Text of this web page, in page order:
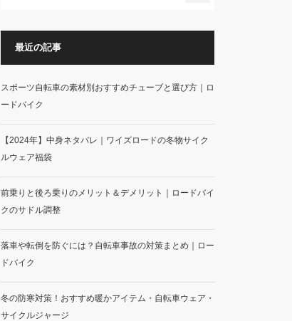
最近の記事
スポーツ自転車の素材別おすすめチューブと選び方｜ロ
ードバイク
【2024年】中身ネタバレ｜ワイズロードの冬物サイク
ルウェア福袋
前乗りと後ろ乗りのメリット＆デメリット｜ロードバイ
クのサドル調整
落車や転倒を防ぐには？自転車事故の対策まとめ｜ロー
ドバイク
冬の防寒対策！おすすめ暖かアイテム・自転車ウェア・
サイクルジャージ